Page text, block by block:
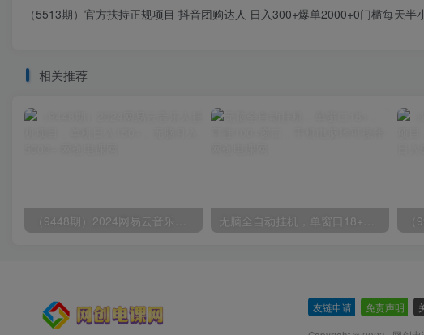
（5513期）官方扶持正规项目 抖音团购达人 日入300+爆单2000+0门槛每天半
相关推荐
（9448期）2024网易云音乐人挂机项目，单机日入150+，无脑月入5000+ 无脑全自动挂机，单窗口18+，可挂100+窗口，手机电脑均可操作
友链申请 免责声明